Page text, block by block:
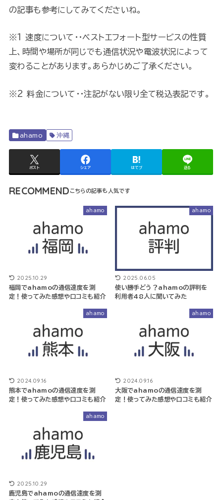
の記事も参考にしてみてくださいね。
※1 速度について・・ベストエフォート型サービスの性質
上、時間や場所が同じでも通信状況や電波状況によって
変わることがあります。あらかじめご了承ください。
※2 料金について・・注記がない限り全て税込表記です。
ahamo 沖縄
ポスト シェア はてブ 送る
RECOMMEND
ahamo
2025.10.29
福岡でahamoの通信速度を測
定！使ってみた感想や口コミも紹介
ahamo
2025.06.05
使い勝手どう？ahamoの評判を
利用者48人に聞いてみた
ahamo
2024.09.16
熊本でahamoの通信速度を測
定！使ってみた感想や口コミも紹介
ahamo
2024.09.16
大阪でahamoの通信速度を測
定！使ってみた感想や口コミも紹介
ahamo
2025.10.29
鹿児島でahamoの通信速度を測